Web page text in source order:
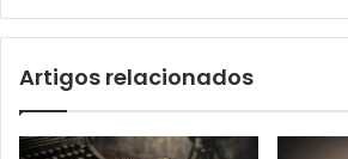
Artigos relacionados